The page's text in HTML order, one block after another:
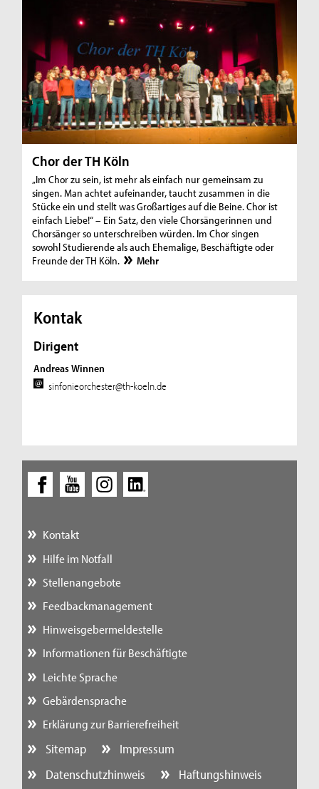
Chor der TH Köln
„Im Chor zu sein, ist mehr als einfach nur gemeinsam zu
singen. Man achtet aufeinander, taucht zusammen in die
Stücke ein und stellt was Großartiges auf die Beine. Chor ist
einfach Liebe!“ – Ein Satz, den viele Chorsängerinnen und
Chorsänger so unterschreiben würden. Im Chor singen
sowohl Studierende als auch Ehemalige, Beschäftigte oder
Freunde der TH Köln.
Mehr
Kontak
Dirigent
Andreas Winnen
sinfonieorchester@th-koeln.de
Kontakt
Hilfe im Notfall
Stellenangebote
Feedbackmanagement
Hinweisgebermeldestelle
Informationen für Beschäftigte
Leichte Sprache
Gebärdensprache
Erklärung zur Barrierefreiheit
Sitemap
Impressum
Datenschutzhinweis
Haftungshinweis